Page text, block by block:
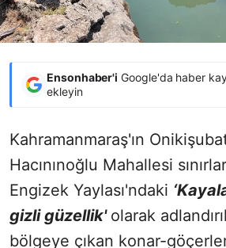
Ensonhaber'i Google'da haber
ekleyin
Kahramanmaraş'ın
Hacınınoğlu Mahallesi
Engizek Yaylası'ndaki
gizli güzellik' olarak
bölgeye çıkan konar-